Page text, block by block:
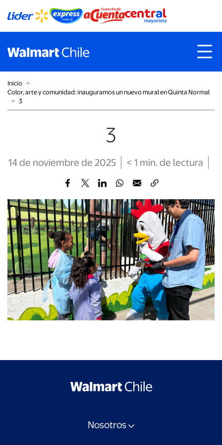
Inicio ˃
Color, arte y comunidad: inauguramos un nuevo mural en Quinta Normal
˃ 3
3
14 de noviembre de 2025 < 1 min. de lectura
Nosotros